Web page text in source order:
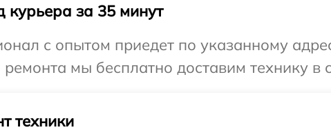
курьера за 35 минут
с опытом приедет по указанному
мы бесплатно доставим технику в
техники